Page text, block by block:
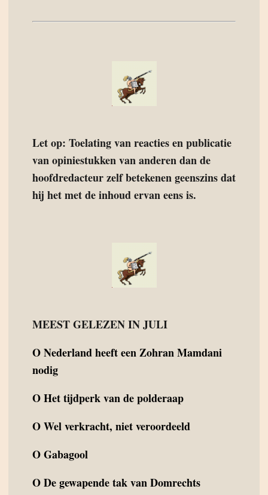
Let op: Toelating van reacties en publicatie
van opiniestukken van anderen dan de
hoofdredacteur zelf betekenen geenszins dat
hij het met de inhoud ervan eens is.
MEEST GELEZEN IN JULI
ONederland heeft een Zohran Mamdani
nodig
OHet tijdperk van de polderaap
OWel verkracht, niet veroordeeld
OGabagool
ODe gewapende tak van Domrechts